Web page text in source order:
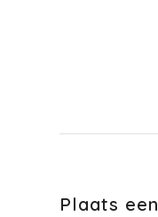
Plaats